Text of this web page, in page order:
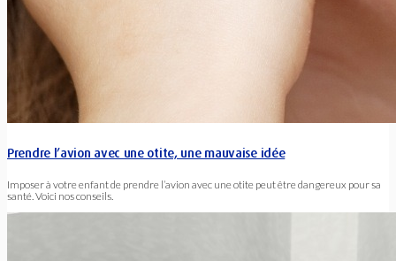
Prendre l’avion avec une otite, une mauvaise idée
Imposer à votre enfant de prendre l’avion avec une otite peut être dangereux pour sa
santé. Voici nos conseils.